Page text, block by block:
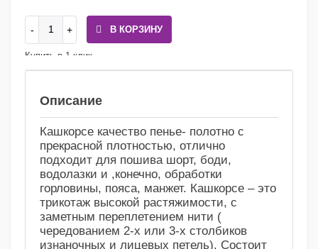
В КОРЗИНУ
Купить в 1 клик
Описание
Кашкорсе качество пенье- полотно с
прекрасной плотностью, отлично
подходит для пошива шорт, боди,
водолазки и ,конечно, обработки
горловины, пояса, манжет. Кашкорсе – это
трикотаж высокой растяжимости, с
заметным переплетением нити (
чередованием 2-х или 3-х столбиков
изнаночных и лицевых петель). Состоит